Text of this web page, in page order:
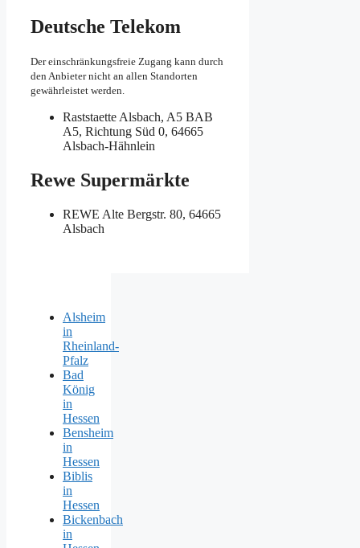
Deutsche Telekom
Der einschränkungsfreie Zugang kann durch
den Anbieter nicht an allen Standorten
gewährleistet werden.
Raststaette Alsbach, A5 BAB
A5, Richtung Süd 0, 64665
Alsbach-Hähnlein
Rewe Supermärkte
REWE Alte Bergstr. 80, 64665
Alsbach
Alsheim
in
Rheinland-
Pfalz
Bad
König
in
Hessen
Bensheim
in
Hessen
Biblis
in
Hessen
Bickenbach
in